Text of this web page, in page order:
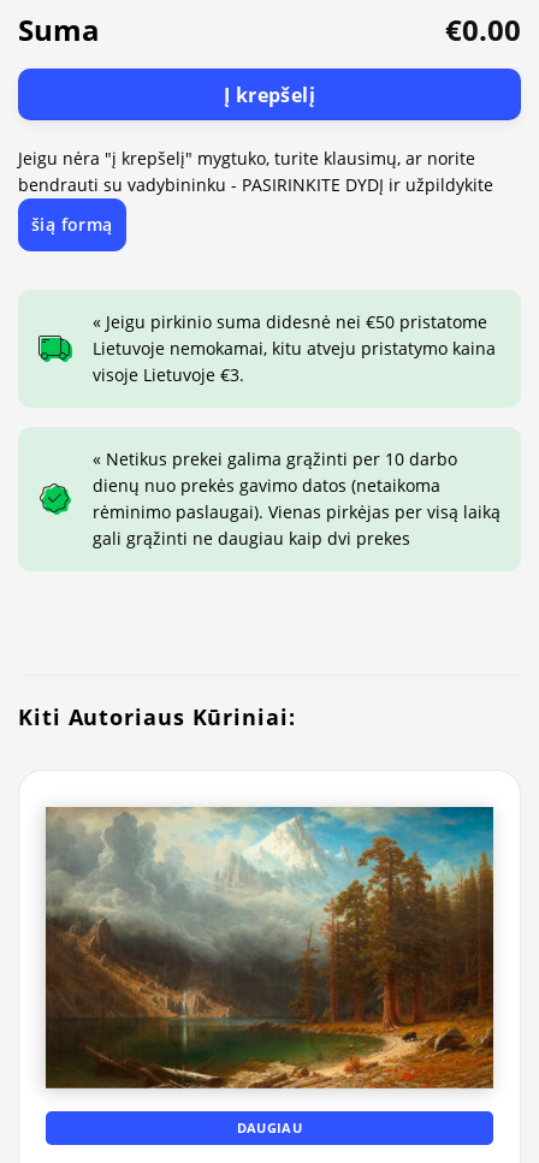
Suma €0.00
Į krepšelį
Jeigu nėra "į krepšelį" mygtuko, turite klausimų, ar norite
bendrauti su vadybininku - PASIRINKITE DYDĮ ir užpildykite
šią formą
« Jeigu pirkinio suma didesnė nei €50 pristatome
Lietuvoje nemokamai, kitu atveju pristatymo kaina
visoje Lietuvoje €3.
« Netikus prekei galima grąžinti per 10 darbo
dienų nuo prekės gavimo datos (netaikoma
rėminimo paslaugai). Vienas pirkėjas per visą laiką
gali grąžinti ne daugiau kaip dvi prekes
Kiti Autoriaus Kūriniai:
DAUGIAU